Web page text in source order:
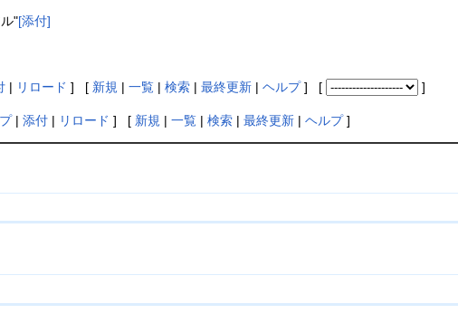
"[添付]
| リロード ] [ 新規 | 一覧| 検索| 最終更新| ヘルプ] [ ]
| 添付| リロード ] [ 新規 | 一覧| 検索| 最終更新| ヘルプ]